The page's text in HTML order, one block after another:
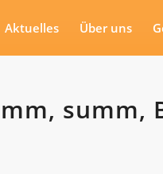
Aktuelles Über uns
summ,